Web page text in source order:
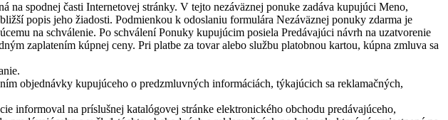
spodnej časti Internetovej stránky. V tejto nezáväznej ponuke zadáva kupujúci Meno,
popis jeho žiadosti. Podmienkou k odoslaniu formulára Nezáväznej ponuky zdarma je
na schválenie. Po schválení Ponuky kupujúcim posiela Predávajúci návrh na uzatvorenie
zaplatením kúpnej ceny. Pri platbe za tovar alebo službu platobnou kartou, kúpna zmluva sa
objednávky kupujúceho o predzmluvných informáciách, týkajúcich sa reklamačných,
informoval na príslušnej katalógovej stránke elektronického obchodu predávajúceho,